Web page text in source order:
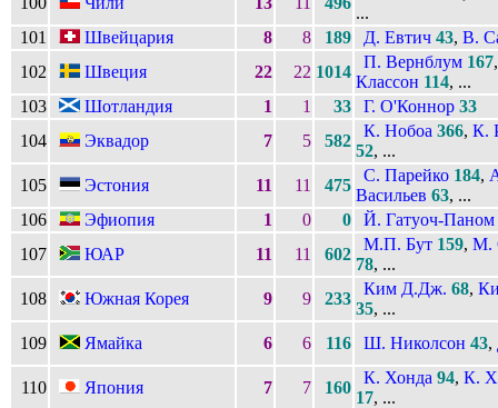
...
101
Швейцария 8 8 189 Д. Евтич 43, В.
102
Швеция 22 22 1014
П. Вернблум 167
Классон 114, ...
103
Шотландия 1 1 33 Г. О'Коннор 33
104
Эквадор 7 5 582
К. Нобоа 366, К.
52, ...
105
Эстония 11 11 475
С. Парейко 184,
Васильев 63, ...
106
Эфиопия 1 0 0
Й. Гатуоч-Паном
107
ЮАР 11 11 602
М.П. Бут 159, М.
78, ...
108
Южная Корея 9 9 233
Ким Д.Дж. 68,
35, ...
109
Ямайка 6 6 116 Ш. Николсон 43,
110 Япония 7 7 160
К. Хонда 94, К.
17, ...